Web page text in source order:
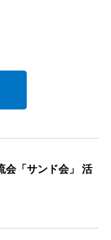
会「サンド会」 活